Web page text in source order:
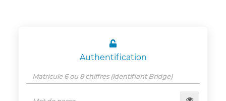

Authentification